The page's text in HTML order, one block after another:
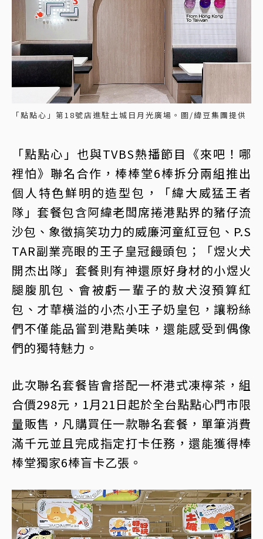
「點點心」第18號店進駐土城日月光廣場。圖/緯豆集團提供
「點點心」也與TVBS熱播節目《來吧！哪
裡怕》聯名合作，棒棒堂6棒拆分兩組推出
個人特色鮮明的造型包，「緯大威猛王者
隊」套餐包含阿緯老闆席捲港點界的豬仔流
沙包、象徵搞笑功力的威廉河童紅豆包、P.S
TAR副業亮眼的王子皇冠饅頭包；「煜火犬
開杰出隊」套餐則有神還原好身材的小煜火
腿腹肌包、會被虧一輩子的敖犬沒預算紅
包、才華橫溢的小杰小王子奶皇包，讓粉絲
們不僅能品嘗到港點美味，還能感受到偶像
們的獨特魅力。
此次聯名套餐皆會搭配一杯港式凍檸茶，組
合價298元，1月21日起於全台點點心門市限
量販售，凡購買任一款聯名套餐，單筆消費
滿千元並且完成指定打卡任務，還能獲得棒
棒堂獨家6棒盲卡乙張。